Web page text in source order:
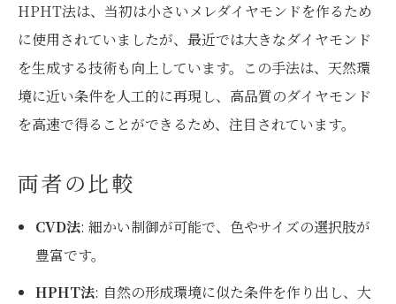
HPHT法は、当初は小さいメレダイヤモンドを作るため
に使用されていましたが、最近では大きなダイヤモンド
を生成する技術も向上しています。この手法は、天然環
境に近い条件を人工的に再現し、高品質のダイヤモンド
を高速で得ることができるため、注目されています。
両者の比較
CVD法: 細かい制御が可能で、色やサイズの選択肢が
豊富です。
HPHT法: 自然の形成環境に似た条件を作り出し、大